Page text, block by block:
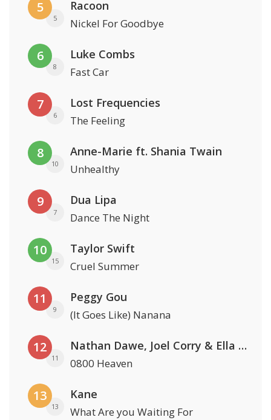
5
5
Racoon
Nickel For Goodbye
6
8
Luke Combs
Fast Car
7
6
Lost Frequencies
The Feeling
8
10
Anne-Marie ft. Shania Twain
Unhealthy
9
7
Dua Lipa
Dance The Night
10
15
Taylor Swift
Cruel Summer
11
9
Peggy Gou
(It Goes Like) Nanana
12
11
Nathan Dawe, Joel Corry & Ella Henderson
0800 Heaven
13
13
Kane
What Are you Waiting For